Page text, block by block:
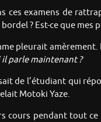
ces examens de
? Est-ce que
pleurait
il parle maintenant ?
de l’étudiant qui
Motoki Yaze.
pendant tout